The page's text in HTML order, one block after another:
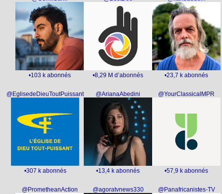
•23,7 k abonnés
•8,29 M d’abonnés
•103 k abonnés
@YourClassicalMPR
•57,9 k abonnés
@ArianaAbedini
•13,4 k abonnés
@EglisedeDieuToutPuissant
•307 k abonnés
@Panafricanistes-TV
@agoratvnews330
@PrometheanAction